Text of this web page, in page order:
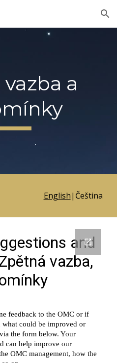
Skip to navigation
a
English| Čeština